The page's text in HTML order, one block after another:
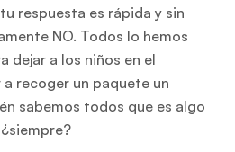
respuesta es rápida y sin
NO. Todos lo hemos
dejar a los niños en el
recoger un paquete un
sabemos todos que es algo